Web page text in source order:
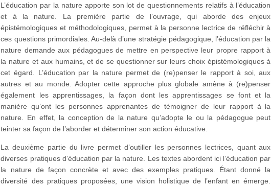
L’éducation par la nature apporte son lot de questionnements relatifs à l’éducation
et à la nature. La première partie de l’ouvrage, qui aborde des enjeux
épistémologiques et méthodologiques, permet à la personne lectrice de réfléchir à
ces questions primordiales. Au-delà d’une stratégie pédagogique, l’éducation par la
nature demande aux pédagogues de mettre en perspective leur propre rapport à
la nature et aux humains, et de se questionner sur leurs choix épistémologiques à
cet égard. L’éducation par la nature permet de (re)penser le rapport à soi, aux
autres et au monde. Adopter cette approche plus globale amène à (re)penser
également les apprentissages, la façon dont les apprentissages se font et la
manière qu’ont les personnes apprenantes de témoigner de leur rapport à la
nature. En effet, la conception de la nature qu’adopte le ou la pédagogue peut
teinter sa façon de l’aborder et déterminer son action éducative.
La deuxième partie du livre permet d’outiller les personnes lectrices, quant aux
diverses pratiques d’éducation par la nature. Les textes abordent ici l’éducation par
la nature de façon concrète et avec des exemples pratiques. Étant donné la
diversité des pratiques proposées, une vision holistique de l’enfant en émerge.